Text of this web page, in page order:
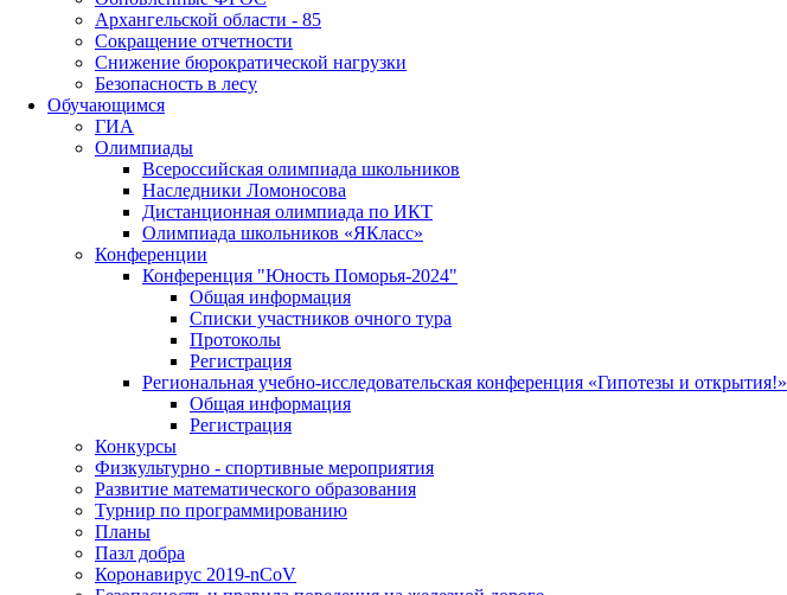
Архангельской области - 85
Сокращение отчетности
Снижение бюрократической нагрузки
Безопасность в лесу
Обучающимся
ГИА
Олимпиады
Всероссийская олимпиада школьников
Наследники Ломоносова
Дистанционная олимпиада по ИКТ
Олимпиада школьников «ЯКласс»
Конференции
Конференция "Юность Поморья-2024"
Общая информация
Списки участников очного тура
Протоколы
Регистрация
Региональная учебно-исследовательская конференция «Гипотезы и открытия!»
Общая информация
Регистрация
Конкурсы
Физкультурно - спортивные мероприятия
Развитие математического образования
Турнир по программированию
Планы
Пазл добра
Коронавирус 2019-nCoV